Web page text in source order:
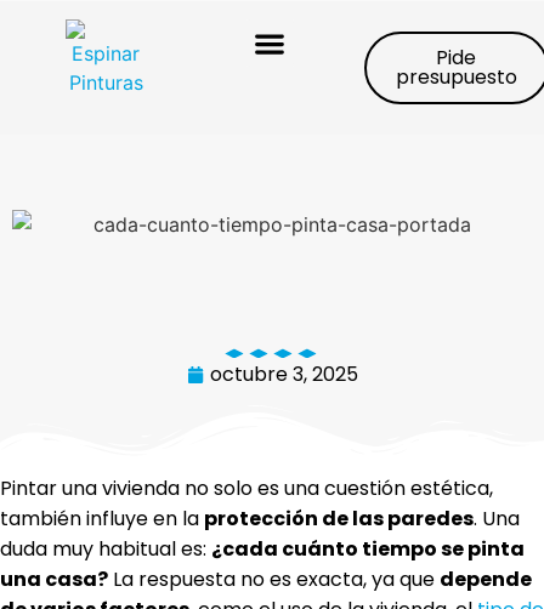
Pide
presupuesto
octubre 3, 2025
Pintar una vivienda no solo es una cuestión estética,
también influye en la protección de las paredes. Una
duda muy habitual es: ¿cada cuánto tiempo se pinta
una casa? La respuesta no es exacta, ya que depende